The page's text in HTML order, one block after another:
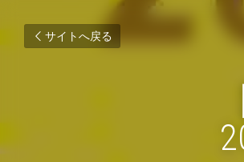
サイトへ戻る